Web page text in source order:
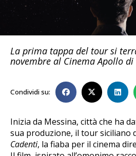
La prima tappa del tour si
novembre al Cinema Apollo di
Condividi su:
Inizia da Messina, città che ha
sua produzione, il tour siciliano
Cadenti, la fiaba per il cinema